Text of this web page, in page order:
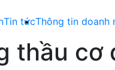
Tin tứcThông tin doanh
thầu cơ